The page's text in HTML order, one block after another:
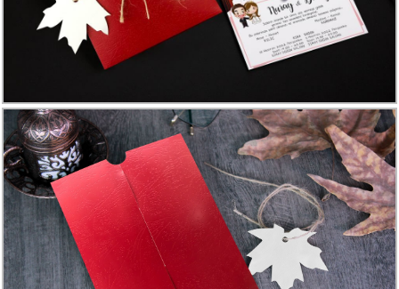
Atatürk'lü
Davetiyeler
Papatyalı
Davetiye
Modelleri
Dini
Düğün
Davetiyeler
yeni